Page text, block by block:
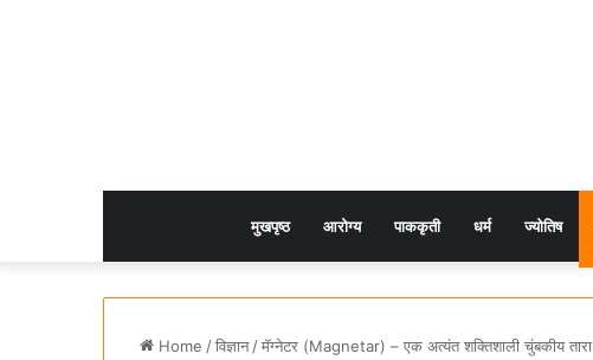
मुखपृष्ठ आरोग्य पाककृती धर्म ज्योतिष
Home /विज्ञान /मॅग्नेटर (Magnetar) – एक अत्यंत शक्तिशाली चुंबकीय तारा